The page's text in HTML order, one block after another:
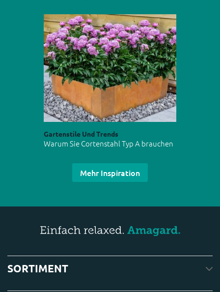
Gartenstile Und Trends
Warum Sie Cortenstahl Typ A brauchen
Mehr Inspiration
SORTIMENT